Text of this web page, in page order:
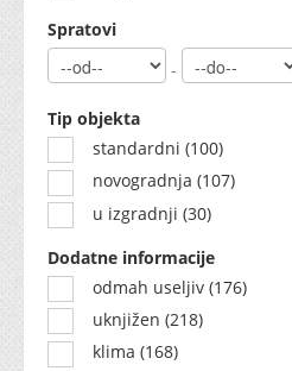
Spratovi
-
Tip objekta
standardni (100)
novogradnja (107)
u izgradnji (30)
Dodatne informacije
odmah useljiv (176)
uknjižen (218)
klima (168)